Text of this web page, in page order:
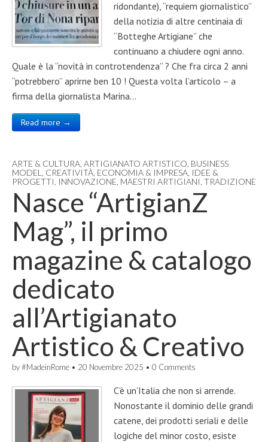
ridondante), “requiem giornalistico”
della notizia di altre centinaia di
“Botteghe Artigiane” che
continuano a chiudere ogni anno.
Quale è la “novità in controtendenza” ? Che fra circa 2 anni
“potrebbero” aprirne ben 10 ! Questa volta l’articolo – a
firma della giornalista Marina…
Read more →
ARTE & CULTURA ARTIGIANATO ARTISTICO BUSINESS
MODEL
CREATIVITÀ ECONOMIA & IMPRESA IDEE &
PROGETTI INNOVAZIONE MAESTRI ARTIGIANI TRADIZIONE
Nasce “ArtigianZ
Mag”, il primo
magazine & catalogo
dedicato
all’Artigianato
Artistico & Creativo
by#MadeinRome • 20 Novembre 2025 • 0 Comments
C’è un’Italia che non si arrende.
Nonostante il dominio delle grandi
catene, dei prodotti seriali e delle
logiche del minor costo, esiste